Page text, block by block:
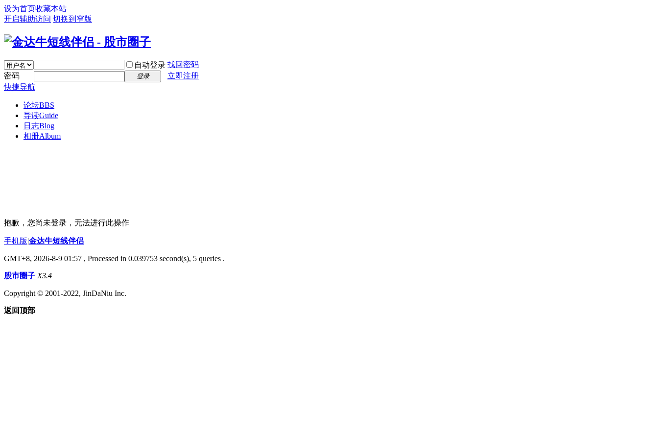
设为首页收藏本站
开启辅助访问 切换到窄版
自动登录 找回密码
密码
登录
立即注册
快捷导航
论坛BBS
导读Guide
日志Blog
相册Album
抱歉，您尚未登录，无法进行此操作
手机版|金达牛短线伴侣
GMT+8, 2026-8-9 01:57 , Processed in 0.039753 second(s), 5 queries .
股市圈子 X3.4
Copyright © 2001-2022, JinDaNiu Inc.
返回顶部